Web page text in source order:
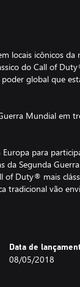
locais icônicos da
do Call of
global que
Mundial em
para
da Segunda
of Duty® mais
tradicional vão
inesperados
Data de
08/05/2018